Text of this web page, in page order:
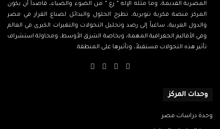
المصرية القديمة، وما مثله الإله ” رع ” من الضوء والضياء، قاصداً أن يكون
المركز منصة فكرية تنويرية، تطرح الحلول والبدائل لصناع القرار في مصر
والدول العربية، ساعياً إلى رصد وتحليل التحولات والتغيرات الكبرى في العالم
وفي الأقاليم الجغرافية المهمة، وبخاصة الشرق الأوسط، ومحاولة استشراف
تأثير هذه التحولات مستقبلاً، وتأثيرها على المنطقة.
فيسبوك
‫X
‫YouTube
وحدات المركز
وحدة دراسات مصر